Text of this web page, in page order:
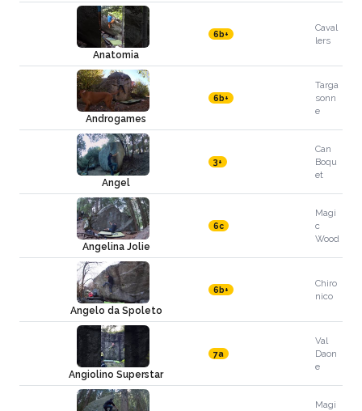
Anatomia
6b+
Caval
lers
Androgames
6b+
Targa
sonn
e
Angel
3+
Can
Boqu
et
Angelina Jolie
6c
Magi
c
Wood
Angelo da Spoleto
6b+
Chiro
nico
Angiolino Superstar
7a
Val
Daon
e
Magi